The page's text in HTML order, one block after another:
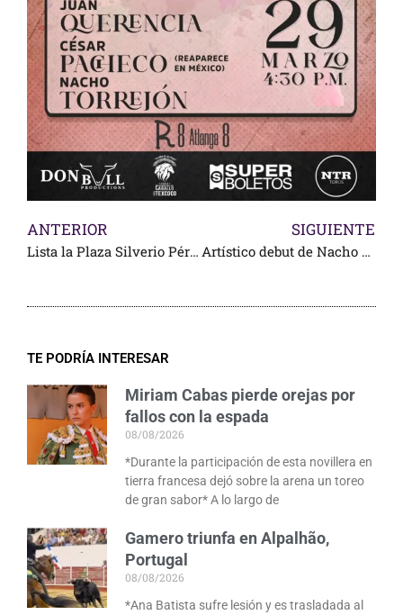
ANTERIOR
Lista la Plaza Silverio Pérez para la Feria
SIGUIENTE
Artístico debut de Nacho Torrejón en Texcoco
TE PODRÍA INTERESAR
Miriam Cabas pierde orejas por
fallos con la espada
08/08/2026
*Durante la participación de esta novillera en
tierra francesa dejó sobre la arena un toreo
de gran sabor* A lo largo de
Gamero triunfa en Alpalhão,
Portugal
08/08/2026
*Ana Batista sufre lesión y es trasladada al